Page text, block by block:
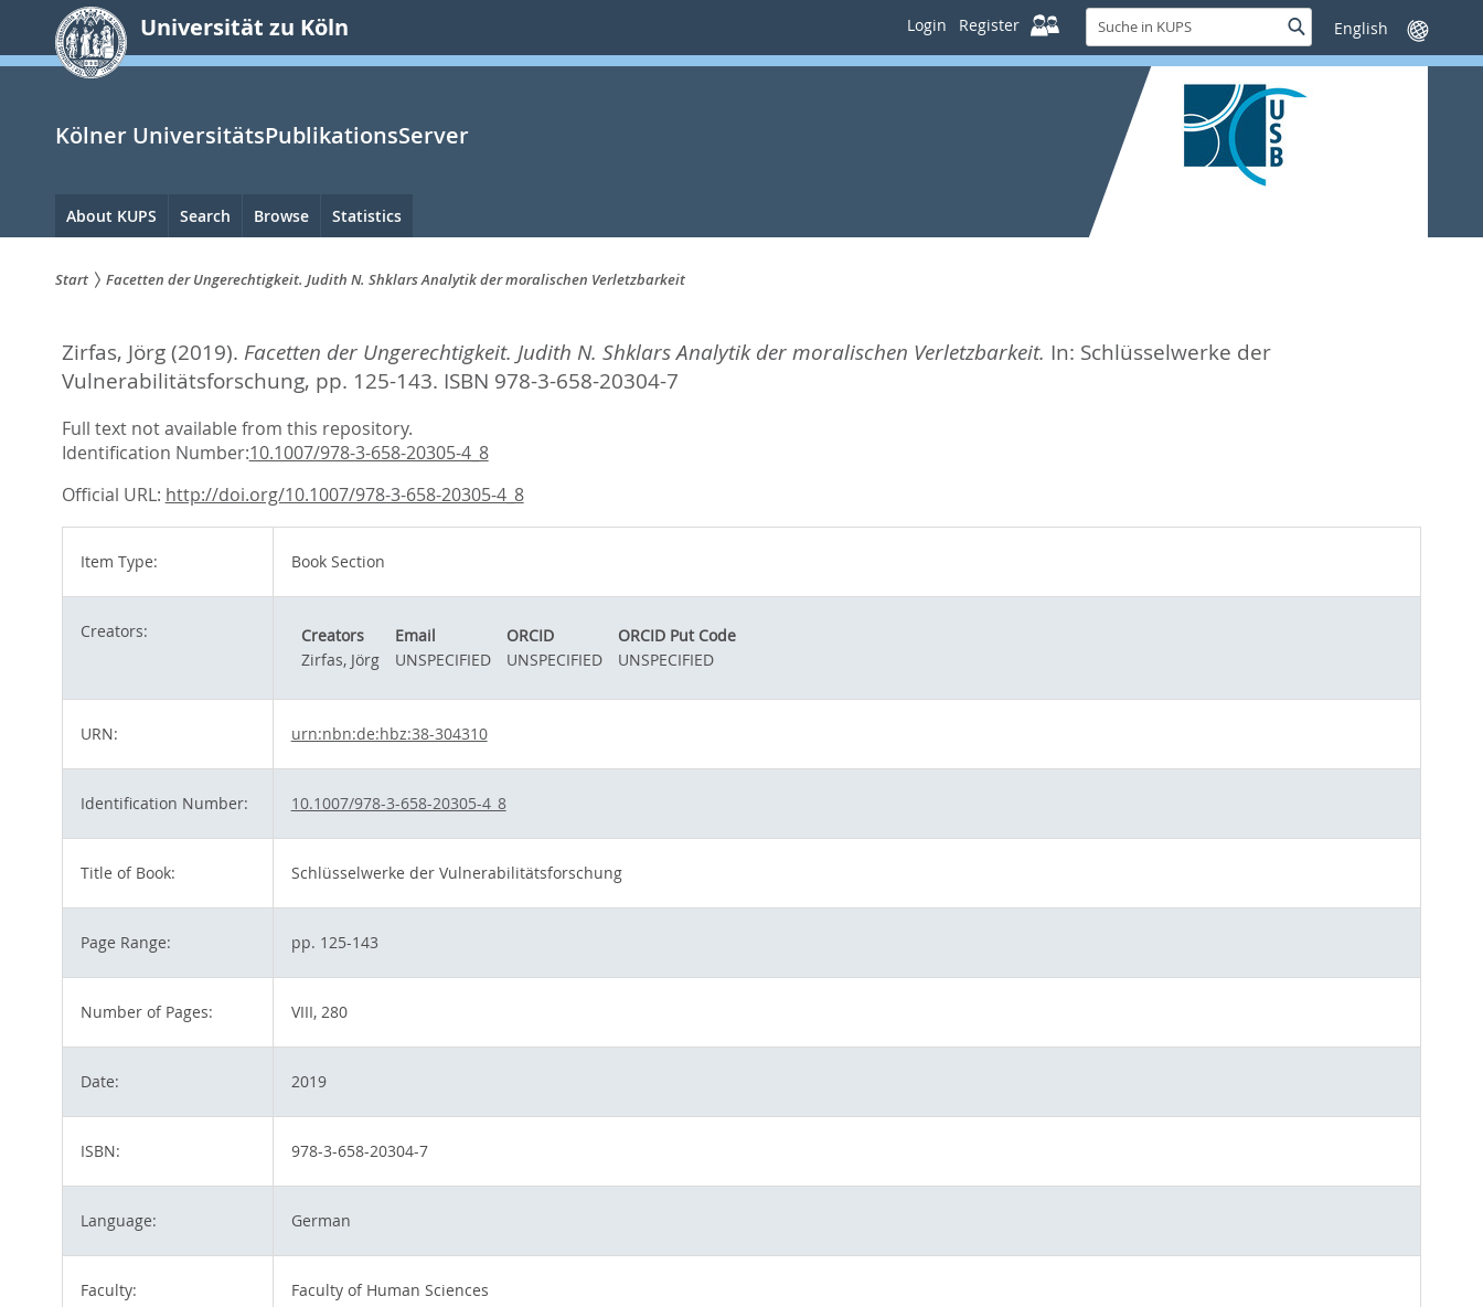
springen
Universität zu Köln Login Register
Suche
in
KUPS
SucheSprache
wechseln
Kölner UniversitätsPublikationsServer
Hauptnavigation
About KUPS Search Browse Statistics
sind
hier:
Start Facetten der Ungerechtigkeit. Judith N. Shklars Analytik der moralischen Verletzbarkeit
Zirfas, Jörg (2019). Facetten der Ungerechtigkeit. Judith N. Shklars Analytik der moralischen Verletzbarkeit. In: Schlüsselwerke der
Vulnerabilitätsforschung, pp. 125-143. ISBN 978-3-658-20304-7
Full text not available from this repository.
Identification Number:10.1007/978-3-658-20305-4_8
Official URL: http://doi.org/10.1007/978-3-658-20305-4_8
Item Type: Book Section
Creators: Creators Email ORCID
ORCID Put Code
Zirfas, Jörg
UNSPECIFIED UNSPECIFIED UNSPECIFIED
URN: urn:nbn:de:hbz:38-304310
Identification Number: 10.1007/978-3-658-20305-4_8
Title of Book: Schlüsselwerke der Vulnerabilitätsforschung
Page Range: pp. 125-143
Number of Pages: VIII, 280
Date: 2019
ISBN: 978-3-658-20304-7
Language: German
Faculty: Faculty of Human Sciences